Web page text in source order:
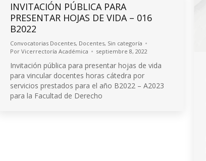
INVITACIÓN PÚBLICA PARA
PRESENTAR HOJAS DE VIDA – 016
B2022
Convocatorias Docentes, Docentes, Sin categoría
Por Vicerrectoría Académica septiembre 8, 2022
Invitación pública para presentar hojas de vida
para vincular docentes horas cátedra por
servicios prestados para el año B2022 – A2023
para la Facultad de Derecho